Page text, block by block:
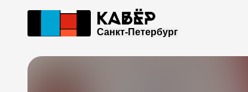
Санкт-Петербург